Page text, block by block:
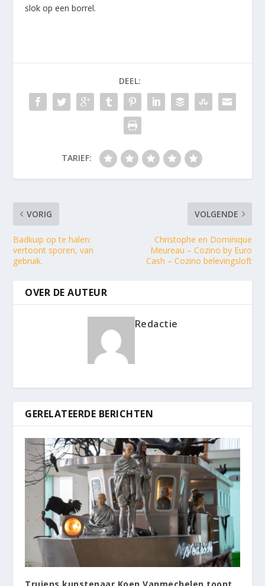
slok op een borrel.
DEEL:
TARIEF:
VORIG
Badkuip op te halen:
vertoont sporen, van
gebruik.
VOLGENDE
Christophe en Dominique
Meureau – Cozino by Euro
Cash – Cozino belevingsloft
OVER DE AUTEUR
Redactie
GERELATEERDE BERICHTEN